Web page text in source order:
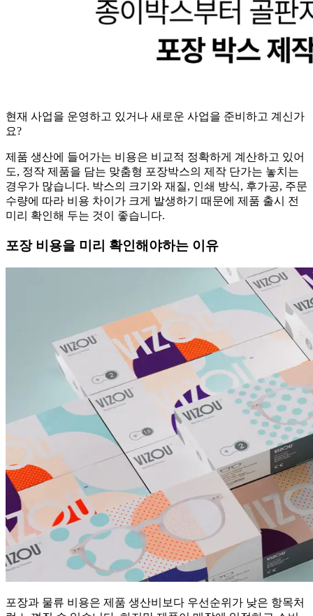
현재 사업을 운영하고 있거나 새로운 사업을 준비하고 계신가
요?
제품 생산에 들어가는 비용은 비교적 정확하게 계산하고 있어
도, 정작 제품을 담는 맞춤형 포장박스의 제작 단가는 놓치는
경우가 많습니다. 박스의 크기와 재질, 인쇄 방식, 후가공, 주문
수량에 따라 비용 차이가 크게 발생하기 때문에 제품 출시 전
미리 확인해 두는 것이 좋습니다.
포장 비용을 미리 확인해야하는 이유
포장과 물류 비용은 제품 생산비보다 우선순위가 낮은 항목처